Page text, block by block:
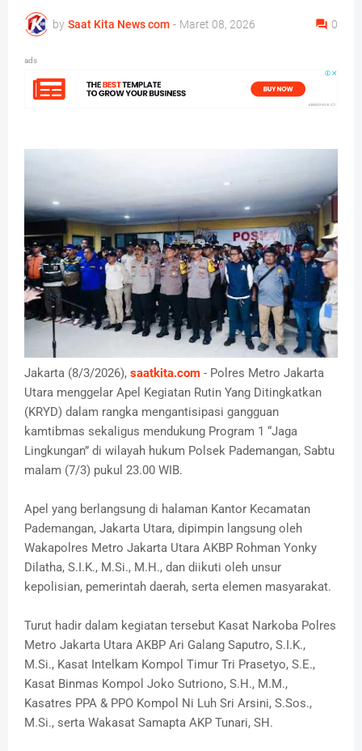
by Saat Kita News com - Maret 08, 2026 0
ads
Jakarta (8/3/2026), saatkita.com - Polres Metro Jakarta
Utara menggelar Apel Kegiatan Rutin Yang Ditingkatkan
(KRYD) dalam rangka mengantisipasi gangguan
kamtibmas sekaligus mendukung Program 1 “Jaga
Lingkungan” di wilayah hukum Polsek Pademangan, Sabtu
malam (7/3) pukul 23.00 WIB.
Apel yang berlangsung di halaman Kantor Kecamatan
Pademangan, Jakarta Utara, dipimpin langsung oleh
Wakapolres Metro Jakarta Utara AKBP Rohman Yonky
Dilatha, S.I.K., M.Si., M.H., dan diikuti oleh unsur
kepolisian, pemerintah daerah, serta elemen masyarakat.
Turut hadir dalam kegiatan tersebut Kasat Narkoba Polres
Metro Jakarta Utara AKBP Ari Galang Saputro, S.I.K.,
M.Si., Kasat Intelkam Kompol Timur Tri Prasetyo, S.E.,
Kasat Binmas Kompol Joko Sutriono, S.H., M.M.,
Kasatres PPA & PPO Kompol Ni Luh Sri Arsini, S.Sos.,
M.Si., serta Wakasat Samapta AKP Tunari, SH.